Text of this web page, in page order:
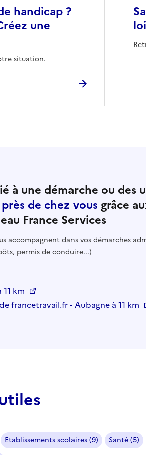
handicap ?
une
situation.
à une démarche ou des
de chez vous grâce
France Services
accompagnent dans vos démarches
permis de conduire...)
km
francetravail.fr - Aubagne à 11 km
Etablissements scolaires (9) Santé (5)